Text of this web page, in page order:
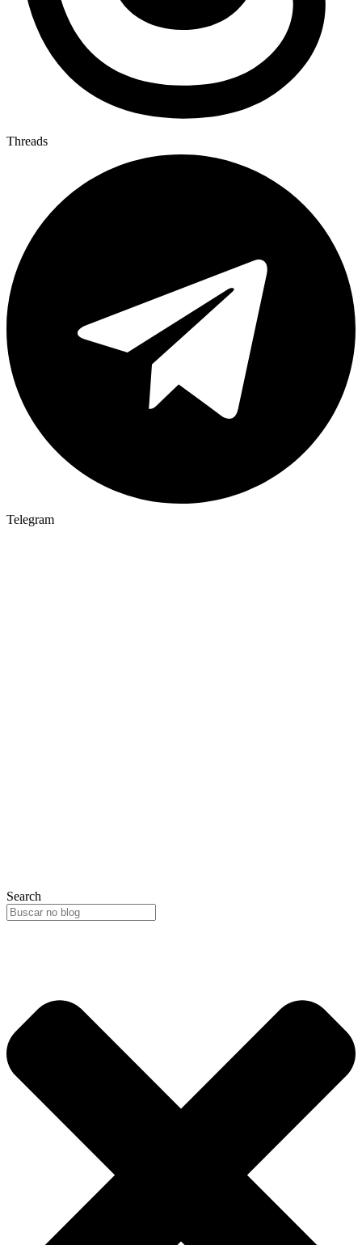
Threads
Telegram
Search